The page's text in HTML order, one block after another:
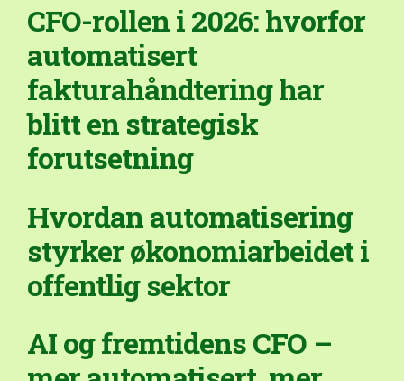
CFO-rollen i 2026: hvorfor
automatisert
fakturahåndtering har
blitt en strategisk
forutsetning
Hvordan automatisering
styrker økonomiarbeidet i
offentlig sektor
AI og fremtidens CFO –